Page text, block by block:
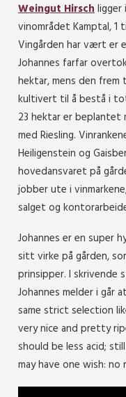
Weingut Hirschligger
vinområdet Kamptal,
Vingården har vært er
Johannes farfar
hektar, mens den frem
kultivert til å bestå i
23 hektar er beplantet
med Riesling.
Heiligenstein og
hovedansvaret på
jobber ute i
salget og
Johannes er en super
sitt virke på gården,
prinsipper. I skrivende
Johannes melder i går
same strict selection
very nice and pretty
should be less acid;
may have one wish: